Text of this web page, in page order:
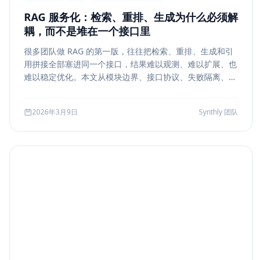
RAG 服务化：检索、重排、生成为什么必须解
耦，而不是堆在一个接口里
很多团队做 RAG 的第一版，往往把检索、重排、生成和引
用拼接全部塞进同一个接口，结果难以观测、难以扩展、也
难以稳定优化。本文从模块边界、接口协议、失败隔离、缓
2026年3月9日 Synthly 团队